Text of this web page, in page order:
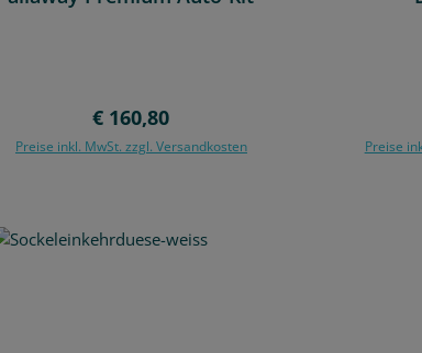
Regulärer Preis:
€ 160,80
Preise inkl. MwSt. zzgl. Versandkosten Preise